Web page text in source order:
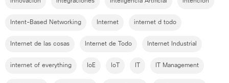
Intent-Based Networking Internet internet d todo
Internet de las cosas Internet de Todo Internet Industrial
internet of everything IoE IoT IT Management